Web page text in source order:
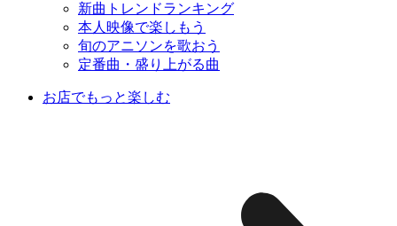
新曲トレンドランキング
本人映像で楽しもう
旬のアニソンを歌おう
定番曲・盛り上がる曲
お店でもっと楽しむ